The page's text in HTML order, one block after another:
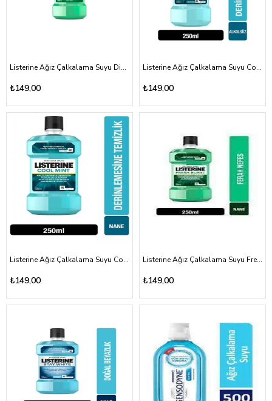
Listerine Ağız Çalkalama Suyu Diş ve Diş Eti Koruması Hafif Tat 250ml
₺149,00
Listerine Ağız Çalkalama Suyu Cool Mint Hafif Tat 250ml
₺149,00
Listerine Ağız Çalkalama Suyu Cool Mint 250ml
₺149,00
Listerine Ağız Çalkalama Suyu Fresh Burst 250ml
₺149,00